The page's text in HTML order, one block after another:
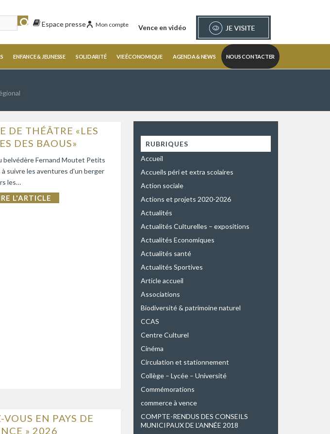
Vence en vidéo
Mon compte
Espace presse
ENFANCE & JEUNESSE SOLIDARITÉ VIE ÉCONOMIQUE AGENDA & NEWS NOUS CONTACTER
DE THÉÂTRE «LES
DES BAOUS»
belvédère Fernand Moutet Petits
suivre les aventures d'un berger
les…
L'ARTICLE
VOUS EN PAYS DE
» 2026
RUBRIQUES
Accueil
Accueils péri et extra scolaires
Action sociale
Actions et projets 2020-2026
Actualités
Actualités Culturelles – expositions
Actualités Economiques
Actualités santé
Actualités Sportives
Article accueil
Associations
Biodiversité & patrimoine naturel
CCAS
Centre Culturel
Cinéma
Circulation et stationnement
Collège – Lycée – Université
Commémorations
commerce à vence
COMPTE-RENDUS DES CONSEILS
MUNICIPAUX DE L’ANNÉE 2018